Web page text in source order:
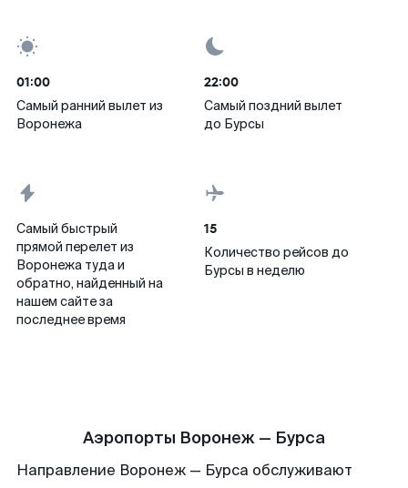
01:00
Самый ранний вылет из
Воронежа
22:00
Самый поздний вылет
до Бурсы
Самый быстрый
прямой перелет из
Воронежа туда и
обратно, найденный на
нашем сайте за
последнее время
15
Количество рейсов до
Бурсы в неделю
Аэропорты Воронеж — Бурса
Направление Воронеж — Бурса обслуживают